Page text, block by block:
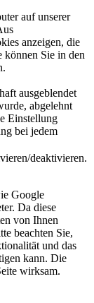
auf unserer
anzeigen, die
können Sie in den
ausgeblendet
abgelehnt
Einstellung
bei jedem
deaktivieren.
Google
Da diese
von Ihnen
beachten Sie,
und das
kann. Die
wirksam.